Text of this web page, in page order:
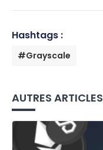
Hashtags :
#Grayscale
AUTRES ARTICLES